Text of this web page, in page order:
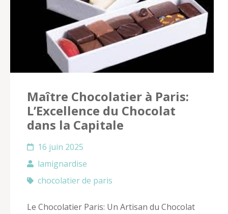
Maître Chocolatier à Paris:
L’Excellence du Chocolat
dans la Capitale
16 juin 2025
lamignardise
chocolatier de paris
Le Chocolatier Paris: Un Artisan du Chocolat